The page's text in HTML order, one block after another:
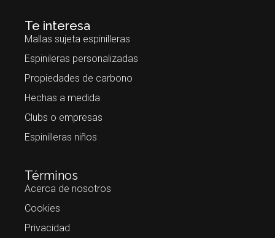
Te interesa
Mallas sujeta espinilleras
Espinileras personalizadas
Propiedades de carbono
Hechas a medida
Clubs o empresas
Espinilleras niños
Términos
Acerca de nosotros
Cookies
Privacidad